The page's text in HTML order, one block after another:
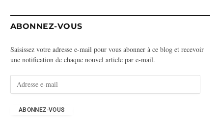
ABONNEZ-VOUS
Saisissez votre adresse e-mail pour vous abonner à ce blog et recevoir
une notification de chaque nouvel article par e-mail.
ABONNEZ-VOUS